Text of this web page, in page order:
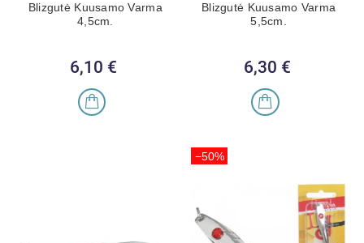
Blizgutė Kuusamo Varma
4,5cm.
Kaina
6,10 €
Blizgutė Kuusamo Varma
5,5cm.
Kaina
6,30 €
−50%